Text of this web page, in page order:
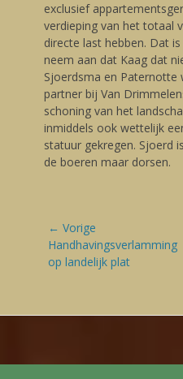
exclusief
verdieping van het totaal
directe last hebben. Dat
neem aan dat Kaag dat
Sjoerdsma en Paternotte
partner bij Van
schoning van het
inmiddels ook wettelijk
statuur gekregen. Sjoerd
de boeren maar dorsen.
Bericht
navigatie
← Vorige
Vorige
blog:
Handhavingsverlamming
op landelijk plat